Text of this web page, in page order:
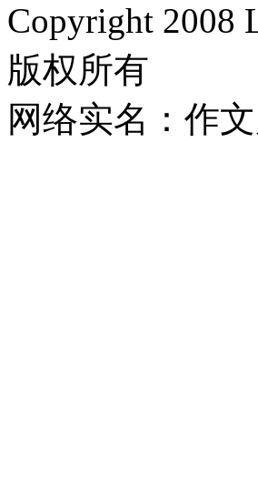
Copyright 2008
版权所有
网络实名：作